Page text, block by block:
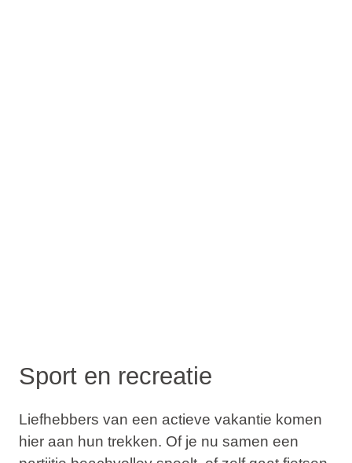
Sport en recreatie
Liefhebbers van een actieve vakantie komen
hier aan hun trekken. Of je nu samen een